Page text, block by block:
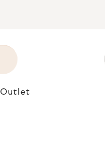
Outlet